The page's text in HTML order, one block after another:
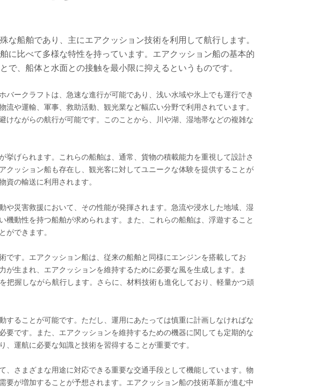
船舶であり、主にエアクッション技術を利用して航行します。
に比べて多様な特性を持っています。エアクッション船の基本的
、船体と水面との接触を最小限に抑えるというものです。
ークラフトは、急速な進行が可能であり、浅い水域や氷上でも運行でき
や運輸、軍事、救助活動、観光業など幅広い分野で利用されています。
ながらの航行が可能です。このことから、川や湖、湿地帯などの複雑な
げられます。これらの船舶は、通常、貨物の積載能力を重視して設計さ
ッション船も存在し、観光客に対してユニークな体験を提供することが
の輸送に利用されます。
災害救援において、その性能が発揮されます。急流や浸水した地域、湿
動性を持つ船舶が求められます。また、これらの船舶は、浮遊すること
できます。
す。エアクッション船は、従来の船舶と同様にエンジンを搭載してお
生まれ、エアクッションを維持するために必要な風を生成します。ま
握しながら航行します。さらに、材料技術も進化しており、軽量かつ頑
ることが可能です。ただし、運用にあたっては慎重に計画しなければな
です。また、エアクッションを維持するための機器に関しても定期的な
運航に必要な知識と技術を習得することが重要です。
さまざまな用途に対応できる重要な交通手段として機能しています。物
が増加することが予想されます。エアクッション船の技術革新が進む中